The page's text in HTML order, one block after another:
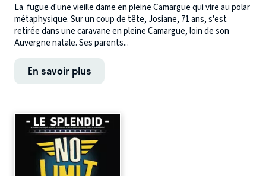
La fugue d'une vieille dame en pleine Camargue qui vire au polar
métaphysique. Sur un coup de tête, Josiane, 71 ans, s'est
retirée dans une caravane en pleine Camargue, loin de son
Auvergne natale. Ses parents...
En savoir plus